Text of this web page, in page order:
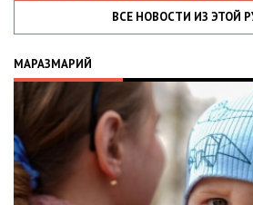
ВСЕ НОВОСТИ ИЗ ЭТОЙ
МАРАЗМАРИЙ